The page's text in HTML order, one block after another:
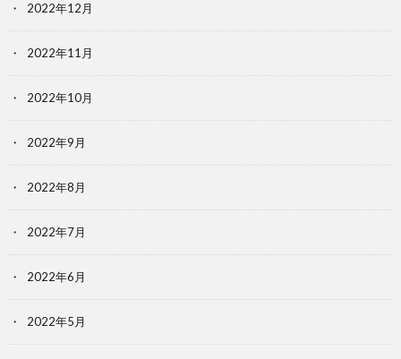
2022年12月
2022年11月
2022年10月
2022年9月
2022年8月
2022年7月
2022年6月
2022年5月